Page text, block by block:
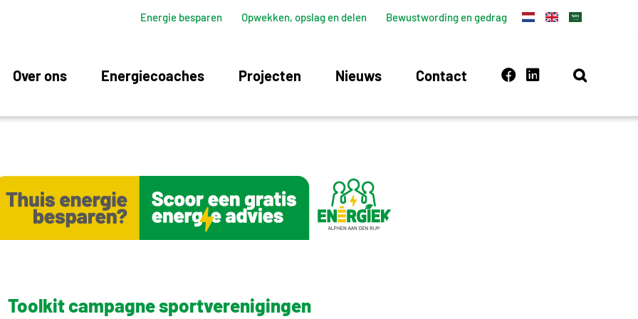
Energie besparen Opwekken, opslag en delen Bewustwording en gedrag
Over ons Energiecoaches Projecten Nieuws Contact
Toolkit campagne sportverenigingen